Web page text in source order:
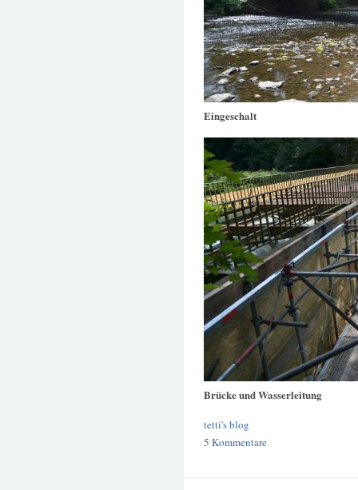
Eingeschalt
Brücke und Wasserleitung
tetti's blog
5 Kommentare